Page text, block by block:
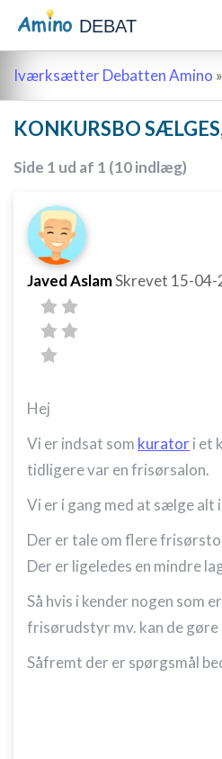
DEBAT
Iværksætter Debatten Amino »
KONKURSBO
Side 1 ud af 1 (10 indlæg)
Javed AslamSkrevet 15-04-
Hej
Vi er indsat som kuratori et
tidligere var en frisørsalon.
Vi er i gang med at sælge alt
Der er tale om flere
Der er ligeledes en mindre
Så hvis i kender nogen som
frisørudstyr mv. kan de gøre
Såfremt der er spørgsmål